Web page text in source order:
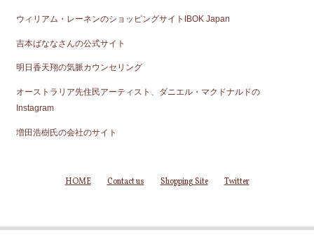
ウィリアム・レーネンのショッピングサイトIBOK Japan
吉本ばななさんの公式サイト
明日香天翔の気脈カウンセリング
オーストラリア先住民アーティスト、ダニエル・マクドナルドの
Instagram
増田浩樹氏の会社のサイト
HOME Contact us Shopping Site Twitter